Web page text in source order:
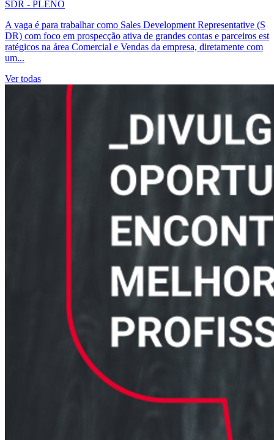
SDR - PLENO
A vaga é para trabalhar como Sales Development Representative (S
DR) com foco em prospecção ativa de grandes contas e parceiros est
ratégicos na área Comercial e Vendas da empresa, diretamente com
um...
Ver todas